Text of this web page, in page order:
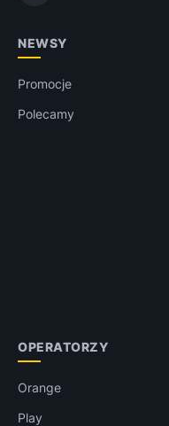
NEWSY
Promocje
Polecamy
OPERATORZY
Orange
Play